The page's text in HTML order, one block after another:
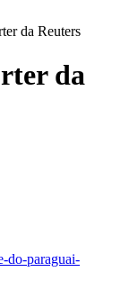
da Reuters
da